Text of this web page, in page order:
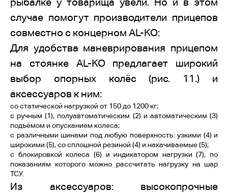
случае помогут производители прицепов
совместно с концерном AL-KO:
Для удобства маневрирования прицепом
на стоянке AL-KO предлагает широкий
выбор опорных колёс (рис. 11.) и
аксессуаров к ним:
со статической нагрузкой от 150 до 1200 кг;
с ручным (1), полуавтоматическим (2) и автоматическим (3)
подъёмом и опусканием колеса;
с различными шинами под любую поверхность: узкими (4) и
широкими (5), со сплошной резиной (4) и накачиваемые (5);
с блокировкой колеса (6) и индикатором нагрузки (7), по
показаниям которого можно рассчитать нагрузку на шар
ТСУ.
Из аксессуаров: высокопрочные